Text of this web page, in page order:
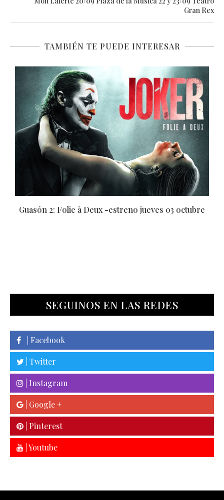
Gran Rex
TAMBIÉN TE PUEDE INTERESAR
Beetlejuice 2 -estreno jueves 05 septiembre
SEGUINOS EN LAS REDES
| Facebook
| Twitter
| Instagram
| Google +
| Pinterest
| Youtube